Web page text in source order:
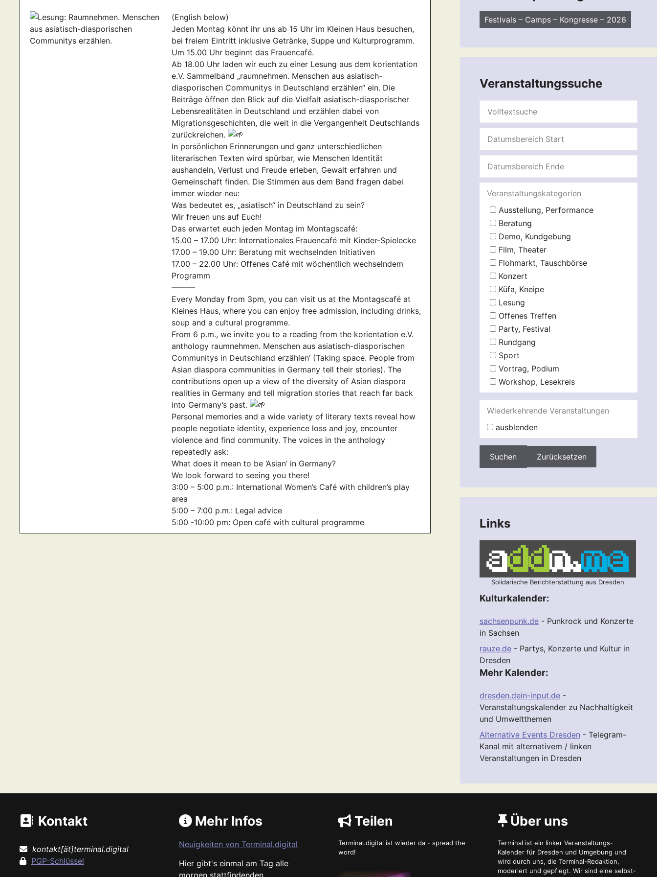
(English below)
Jeden Montag könnt ihr uns ab 15 Uhr im Kleinen Haus besuchen,
bei freiem Eintritt inklusive Getränke, Suppe und Kulturprogramm.
Um 15.00 Uhr beginnt das Frauencafé.
Ab 18.00 Uhr laden wir euch zu einer Lesung aus dem korientation
e.V. Sammelband „raumnehmen. Menschen aus asiatisch-
diasporischen Communitys in Deutschland erzählen“ ein. Die
Beiträge öffnen den Blick auf die Vielfalt asiatisch-diasporischer
Lebensrealitäten in Deutschland und erzählen dabei von
Migrationsgeschichten, die weit in die Vergangenheit Deutschlands
zurückreichen.
In persönlichen Erinnerungen und ganz unterschiedlichen
literarischen Texten wird spürbar, wie Menschen Identität
aushandeln, Verlust und Freude erleben, Gewalt erfahren und
Gemeinschaft finden. Die Stimmen aus dem Band fragen dabei
immer wieder neu:
Was bedeutet es, „asiatisch“ in Deutschland zu sein?
Wir freuen uns auf Euch!
Das erwartet euch jeden Montag im Montagscafé:
15.00 – 17.00 Uhr: Internationales Frauencafé mit Kinder-Spielecke
17.00 – 19.00 Uhr: Beratung mit wechselnden Initiativen
17.00 – 22.00 Uhr: Offenes Café mit wöchentlich wechselndem
Programm
———
Every Monday from 3pm, you can visit us at the Montagscafé at
Kleines Haus, where you can enjoy free admission, including drinks,
soup and a cultural programme.
From 6 p.m., we invite you to a reading from the korientation e.V.
anthology raumnehmen. Menschen aus asiatisch-diasporischen
Communitys in Deutschland erzählen’ (Taking space. People from
Asian diaspora communities in Germany tell their stories). The
contributions open up a view of the diversity of Asian diaspora
realities in Germany and tell migration stories that reach far back
into Germany’s past.
Personal memories and a wide variety of literary texts reveal how
people negotiate identity, experience loss and joy, encounter
violence and find community. The voices in the anthology
repeatedly ask:
What does it mean to be ‘Asian’ in Germany?
We look forward to seeing you there!
3:00 – 5:00 p.m.: International Women’s Café with children’s play
area
5:00 – 7:00 p.m.: Legal advice
5:00 -10:00 pm: Open café with cultural programme
Festivals – Camps – Kongresse – 2026
Veranstaltungssuche
Veranstaltungskategorien
Ausstellung, Performance
Beratung
Demo, Kundgebung
Film, Theater
Flohmarkt, Tauschbörse
Konzert
Küfa, Kneipe
Lesung
Offenes Treffen
Party, Festival
Rundgang
Sport
Vortrag, Podium
Workshop, Lesekreis
Wiederkehrende Veranstaltungen
ausblenden
Zurücksetzen
Links
Solidarische Berichterstattung aus Dresden
Kulturkalender:
sachsenpunk.de- Punkrock und Konzerte
in Sachsen
rauze.de- Partys, Konzerte und Kultur in
Dresden
Mehr Kalender:
dresden.dein-input.de-
Veranstaltungskalender zu Nachhaltigkeit
und Umweltthemen
Alternative Events Dresden - Telegram-
Kanal mit alternativem / linken
Veranstaltungen in Dresden
Kontakt
kontakt[ät]terminal.digital
PGP-Schlüssel
Mehr Infos
Neuigkeiten von Terminal.digital
Hier gibt's einmal am Tag alle
morgen stattfindenden
Teilen
Terminal.digital ist wieder da - spread the
word!
Über uns
Terminal ist ein linker Veranstaltungs-
Kalender für Dresden und Umgebung und
wird durch uns, die Terminal-Redaktion,
moderiert und gepflegt. Wir sind eine selbst-